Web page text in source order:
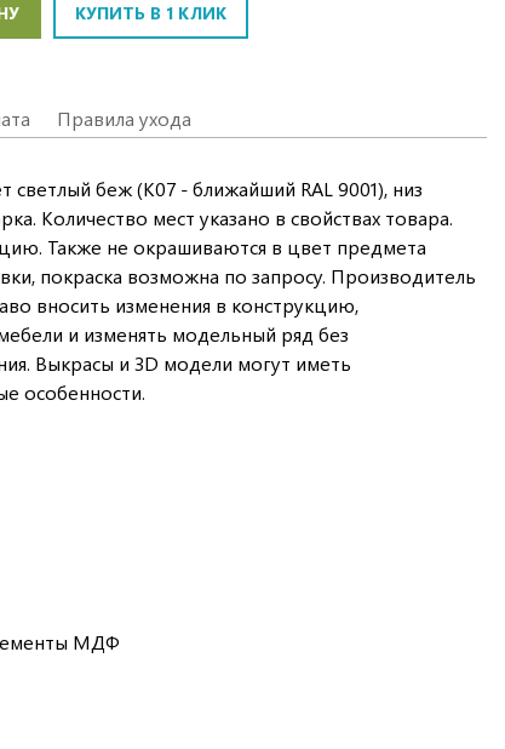
КУПИТЬ В 1 КЛИК
Правила ухода
светлый беж (K07 - ближайший RAL 9001), низ
Количество мест указано в свойствах товара.
Также не окрашиваются в цвет предмета
покраска возможна по запросу. Производитель
вносить изменения в конструкцию,
и изменять модельный ряд без
Выкрасы и 3D модели могут иметь
особенности.
МДФ